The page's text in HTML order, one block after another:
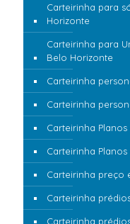
Carteirinha para
Horizonte
Carteirinha para
Belo Horizonte
Carteirinha
Carteirinha
Carteirinha
Carteirinha
Carteirinha preço
Carteirinha
Carteirinha